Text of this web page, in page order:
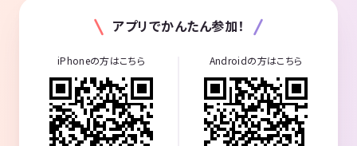
アプリでかんたん参加！
iPhoneの方はこちら Androidの方はこちら